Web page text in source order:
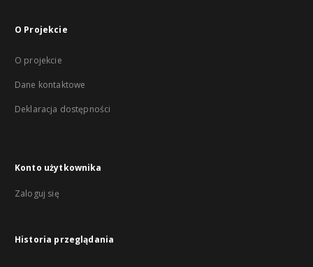
O Projekcie
O projekcie
Dane kontaktowe
Deklaracja dostępności
Konto użytkownika
Zaloguj się
Historia przeglądania